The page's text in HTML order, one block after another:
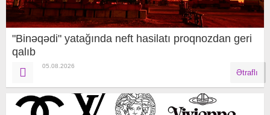
"Binəqədi" yatağında neft hasilatı proqnozdan geri
qalıb
05.08.2026
Ətraflı